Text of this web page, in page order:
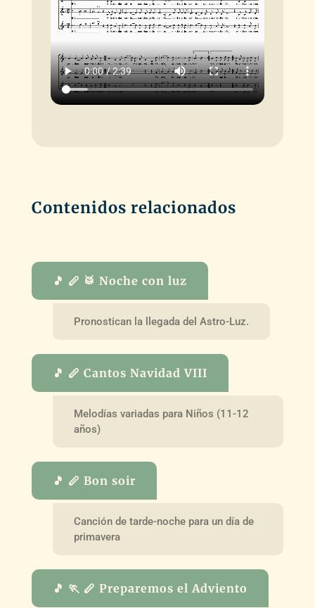
Contenidos relacionados
🎵 🪈 🥁 Noche con luz
Pronostican la llegada del Astro-Luz.
🎵 🪈 Cantos Navidad VIII
Melodías variadas para Niños (11-12
años)
🎵 🪈 Bon soir
Canción de tarde-noche para un día de
primavera
🎵 🏃 🪈 Preparemos el Adviento